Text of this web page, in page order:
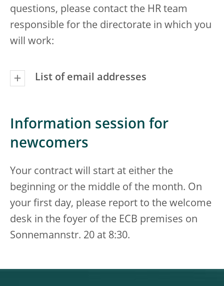
questions, please contact the HR team
responsible for the directorate in which you
will work:
List of email addresses
Information session for
newcomers
Your contract will start at either the
beginning or the middle of the month. On
your first day, please report to the welcome
desk in the foyer of the ECB premises on
Sonnemannstr. 20 at 8:30.